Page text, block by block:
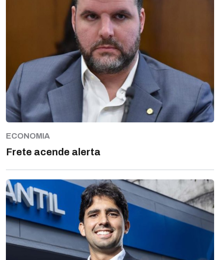
ECONOMIA
Frete acende alerta